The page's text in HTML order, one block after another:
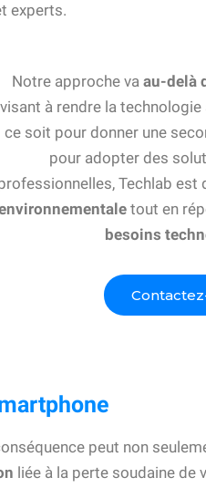
experts.
Notre approche vaau-delà
visant à rendre la
ce soit pour donner une
pour adopter des
Techlab est
tout en
besoins
peut non
liée à la perte soudaine de